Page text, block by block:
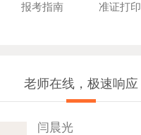
报考指南 准证打印
老师在线，极速响应
闫晨光